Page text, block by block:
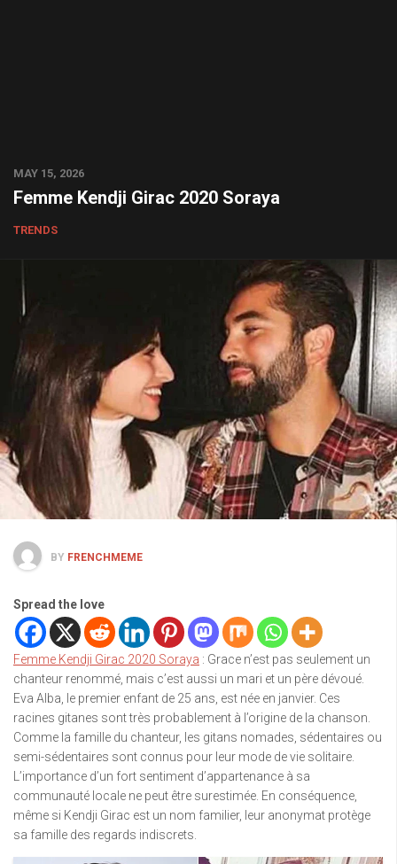
MAY 15, 2026
Femme Kendji Girac 2020 Soraya
TRENDS
BY FRENCHMEME
Spread the love
Femme Kendji Girac 2020 Soraya : Grace n’est pas seulement un
chanteur renommé, mais c’est aussi un mari et un père dévoué.
Eva Alba, le premier enfant de 25 ans, est née en janvier. Ces
racines gitanes sont très probablement à l’origine de la chanson.
Comme la famille du chanteur, les gitans nomades, sédentaires ou
semi-sédentaires sont connus pour leur mode de vie solitaire.
L’importance d’un fort sentiment d’appartenance à sa
communauté locale ne peut être surestimée. En conséquence,
même si Kendji Girac est un nom familier, leur anonymat protège
sa famille des regards indiscrets.